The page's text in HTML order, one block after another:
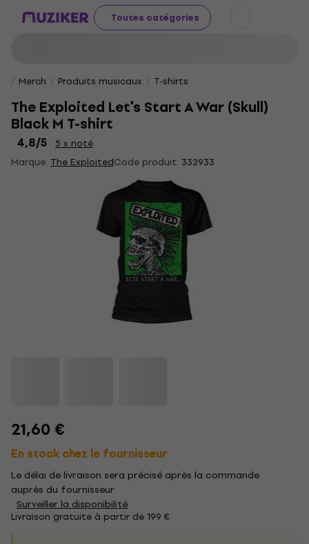
Toutes catégories
Merch Produits musicaux T-shirts
The Exploited Let's Start A War (Skull)
Black M T-shirt
4,8/5
5 x noté
Marque: The ExploitedCode produit: 332933
21,60 €
En stock chez le fournisseur
Le délai de livraison sera précisé après la commande
auprès du fournisseur
Surveiller la disponibilité
Livraison gratuite à partir de 199 €